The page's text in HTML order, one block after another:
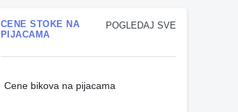
POGLEDAJ SVE
CENE STOKE NA
PIJACAMA
Cene bikova na pijacama